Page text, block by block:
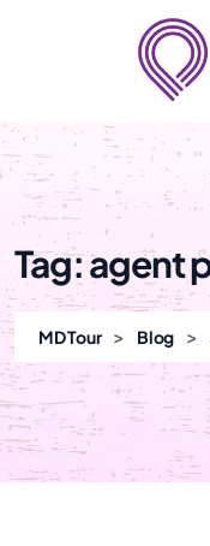
Tag:agent
MD Tour > Blog >